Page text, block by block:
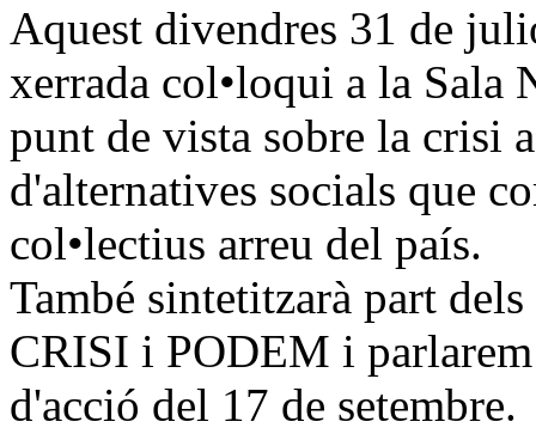
Aquest divendres 31 de
xerrada col•loqui a la Sala
punt de vista sobre la crisi
d'alternatives socials que
col•lectius arreu del país.
També sintetitzarà part
CRISI i PODEM i
d'acció del 17 de setembre.